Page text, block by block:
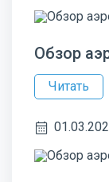
Обзор
Читать